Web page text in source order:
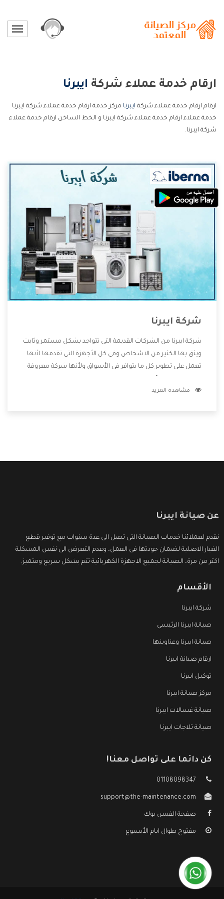
ارقام خدمة عملاء شركة ايبرنا
ارقام ارقام خدمة عملاء شركة ايبرنا مركز خدمة ارقام خدمة عملاء شركة ايبرنا
خدمة عملاء ارقام خدمة عملاء شركة ايبرنا و الخط الساخن ارقام خدمة عملاء
شركة ايبرنا.
شركة ايبرنا
شركة ايبرنا من الشركات القديمة التى تتواجد بشكل مستمر وثابت
ويثق بها الكثير من الاشخاص وفى كل الأجهزة التى تقدمها لأنها
تعمل على تطوير كل ما يتوافر فى الأسواق ولأنها شركة معروفة
للعملاء أقوى العروض والخصومات التى تسهل على المستهلك
مشاهدة المزيد
عن صيانة ايبرنا
نقدم لعملائنا خدمات الصيانة التى تصل الى عدة سنوات مع توفير قطع
الغيار الاصلية لضمان جودتها فى العمل، وعدم التعرض الى نفس المشكلة
اكثر من مرة، الصيانة لجميع الاجهزة الكهربائية تتم بشكل سريع ومتميز.
الأقسام
شركة ايبرنا
صيانة ايبرنا الرئيسي
صيانة ايبرنا وعناوينها
ارقام صيانة ايبرنا
توكيل ايبرنا
مركز صيانة ايبرنا
صيانة غسالات ايبرنا
صيانة ثلاجات ايبرنا
كن دائما على تواصل معنا!
01108098347
support@the-maintenance.com
صفحة الفيس بوك
مفتوح طوال ايام الأسبوع